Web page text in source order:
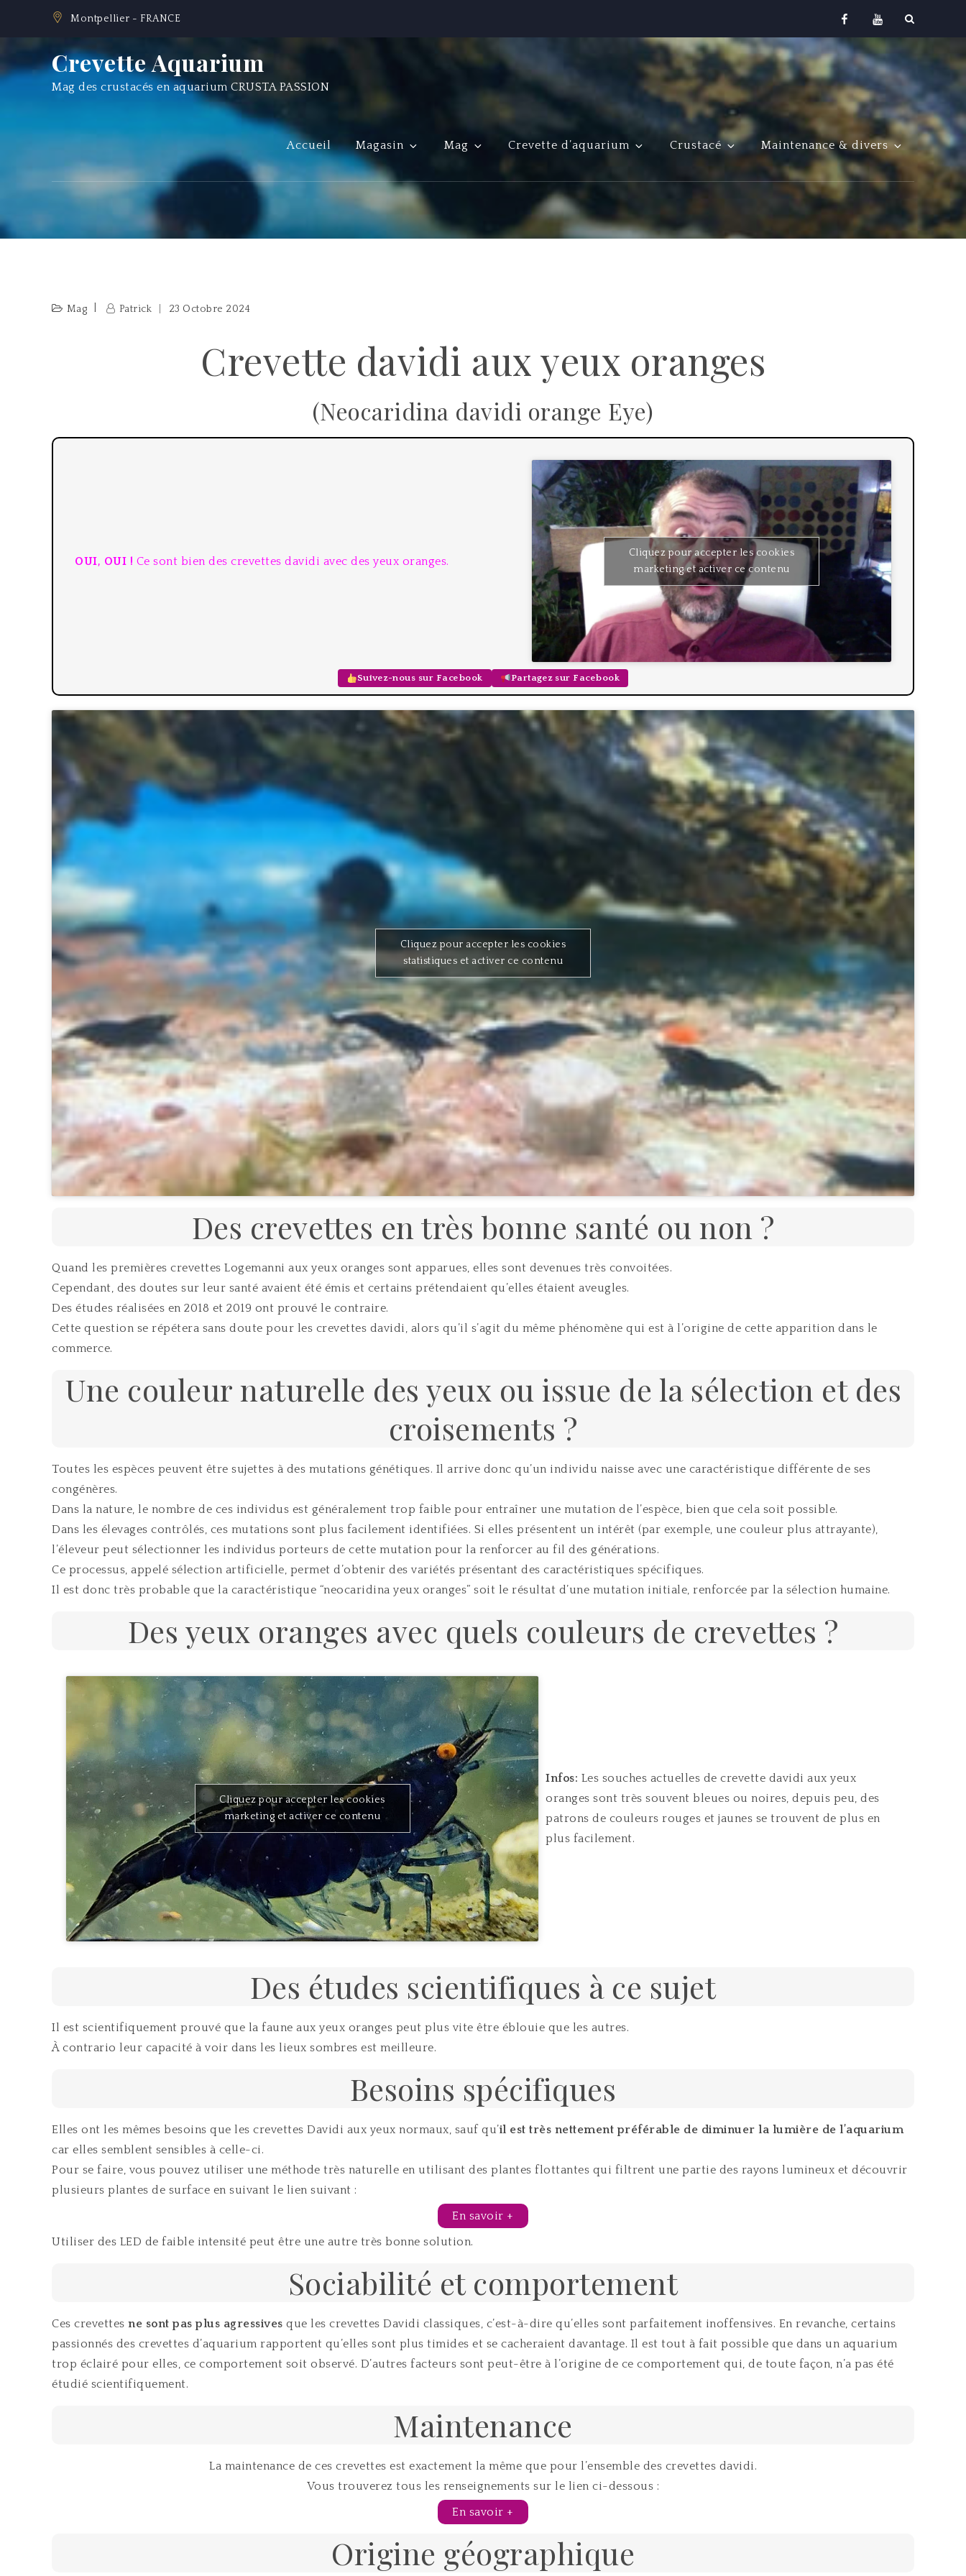
Montpellier - FRANCE FacebookYoutube
Crevette Aquarium
Mag des crustacés en aquarium CRUSTA PASSION
Accueil Magasin Mag Crevette d’aquarium Crustacé Maintenance & divers
Mag Patrick 23 Octobre 2024
Crevette davidi aux yeux oranges
(Neocaridina davidi orange Eye)
OUI, OUI ! Ce sont bien des crevettes davidi avec des yeux oranges.
Cliquez pour accepter les cookies
marketing et activer ce contenu
Suivez-nous sur Facebook Partagez sur Facebook
Cliquez pour accepter les cookies
statistiques et activer ce contenu
Des crevettes en très bonne santé ou non ?
Quand les premières crevettes Logemanni aux yeux oranges sont apparues, elles sont devenues très convoitées.
Cependant, des doutes sur leur santé avaient été émis et certains prétendaient qu’elles étaient aveugles.
Des études réalisées en 2018 et 2019 ont prouvé le contraire.
Cette question se répétera sans doute pour les crevettes davidi, alors qu’il s’agit du même phénomène qui est à l’origine de cette apparition dans le
commerce.
Une couleur naturelle des yeux ou issue de la sélection et des
croisements ?
Toutes les espèces peuvent être sujettes à des mutations génétiques. Il arrive donc qu’un individu naisse avec une caractéristique différente de ses
congénères.
Dans la nature, le nombre de ces individus est généralement trop faible pour entraîner une mutation de l’espèce, bien que cela soit possible.
Dans les élevages contrôlés, ces mutations sont plus facilement identifiées. Si elles présentent un intérêt (par exemple, une couleur plus attrayante),
l’éleveur peut sélectionner les individus porteurs de cette mutation pour la renforcer au fil des générations.
Ce processus, appelé sélection artificielle, permet d’obtenir des variétés présentant des caractéristiques spécifiques.
Il est donc très probable que la caractéristique “neocaridina yeux oranges” soit le résultat d’une mutation initiale, renforcée par la sélection humaine.
Des yeux oranges avec quels couleurs de crevettes ?
Cliquez pour accepter les cookies
marketing et activer ce contenu
Infos: Les souches actuelles de crevette davidi aux yeux
oranges sont très souvent bleues ou noires, depuis peu, des
patrons de couleurs rouges et jaunes se trouvent de plus en
plus facilement.
Des études scientifiques à ce sujet
Il est scientifiquement prouvé que la faune aux yeux oranges peut plus vite être éblouie que les autres.
À contrario leur capacité à voir dans les lieux sombres est meilleure.
Besoins spécifiques
Elles ont les mêmes besoins que les crevettes Davidi aux yeux normaux, sauf qu’il est très nettement préférable de diminuer la lumière de l’aquarium
car elles semblent sensibles à celle-ci.
Pour se faire, vous pouvez utiliser une méthode très naturelle en utilisant des plantes flottantes qui filtrent une partie des rayons lumineux et découvrir
plusieurs plantes de surface en suivant le lien suivant :
En savoir +
Utiliser des LED de faible intensité peut être une autre très bonne solution.
Sociabilité et comportement
Ces crevettes ne sont pas plus agressives que les crevettes Davidi classiques, c’est-à-dire qu’elles sont parfaitement inoffensives. En revanche, certains
passionnés des crevettes d’aquarium rapportent qu’elles sont plus timides et se cacheraient davantage. Il est tout à fait possible que dans un aquarium
trop éclairé pour elles, ce comportement soit observé. D’autres facteurs sont peut-être à l’origine de ce comportement qui, de toute façon, n’a pas été
étudié scientifiquement.
Maintenance
La maintenance de ces crevettes est exactement la même que pour l’ensemble des crevettes davidi.
Vous trouverez tous les renseignements sur le lien ci-dessous :
En savoir +
Origine géographique